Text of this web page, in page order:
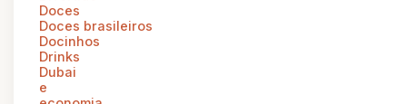
Doces
Doces brasileiros
Docinhos
Drinks
Dubai
e